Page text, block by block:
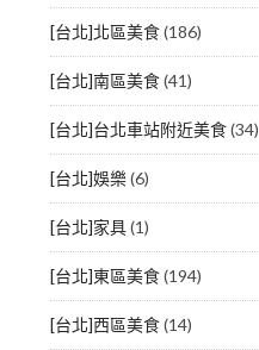
[台北]北區美食(186)
[台北]南區美食(41)
[台北]台北車站附近美食(34)
[台北]娛樂(6)
[台北]家具(1)
[台北]東區美食(194)
[台北]西區美食(14)